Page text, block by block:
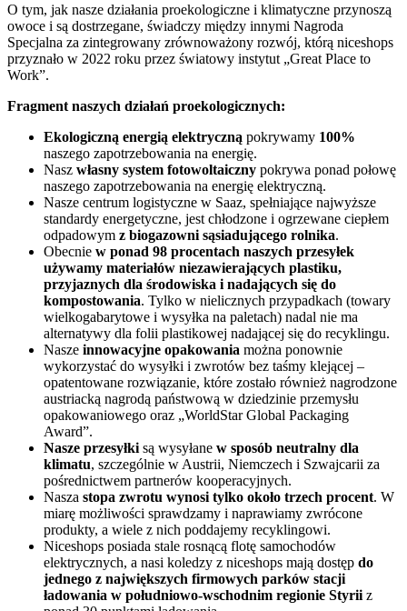
O tym, jak nasze działania proekologiczne i klimatyczne przynoszą
owoce i są dostrzegane, świadczy między innymi Nagroda
Specjalna za zintegrowany zrównoważony rozwój, którą niceshops
przyznało w 2022 roku przez światowy instytut „Great Place to
Work”.
Fragment naszych działań proekologicznych:
Ekologiczną energią elektryczną pokrywamy 100%
naszego zapotrzebowania na energię.
Nasz własny system fotowoltaiczny pokrywa ponad połowę
naszego zapotrzebowania na energię elektryczną.
Nasze centrum logistyczne w Saaz, spełniające najwyższe
standardy energetyczne, jest chłodzone i ogrzewane ciepłem
odpadowym z biogazowni sąsiadującego rolnika.
Obecnie w ponad 98 procentach naszych przesyłek
używamy materiałów niezawierających plastiku,
przyjaznych dla środowiska i nadających się do
kompostowania. Tylko w nielicznych przypadkach (towary
wielkogabarytowe i wysyłka na paletach) nadal nie ma
alternatywy dla folii plastikowej nadającej się do recyklingu.
Nasze innowacyjne opakowania można ponownie
wykorzystać do wysyłki i zwrotów bez taśmy klejącej –
opatentowane rozwiązanie, które zostało również nagrodzone
austriacką nagrodą państwową w dziedzinie przemysłu
opakowaniowego oraz „WorldStar Global Packaging
Award”.
Nasze przesyłki są wysyłane w sposób neutralny dla
klimatu, szczególnie w Austrii, Niemczech i Szwajcarii za
pośrednictwem partnerów kooperacyjnych.
Nasza stopa zwrotu wynosi tylko około trzech procent. W
miarę możliwości sprawdzamy i naprawiamy zwrócone
produkty, a wiele z nich poddajemy recyklingowi.
Niceshops posiada stale rosnącą flotę samochodów
elektrycznych, a nasi koledzy z niceshops mają dostęp do
jednego z największych firmowych parków stacji
ładowania w południowo-wschodnim regionie Styrii z